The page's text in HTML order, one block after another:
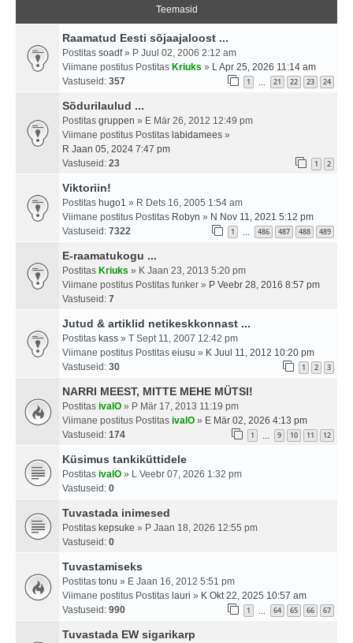
Teemasid
Raamatud Eesti sõjaajaloost ...
Postitas soadf» P Juul 02, 2006 2:12 am
Viimane postitus Postitas Kriuks » L Apr 25, 2026 11:14 am
Vastuseid: 357 1 21 22 23 24
Sõdurilaulud ...
Postitas gruppen » E Mär 26, 2012 12:49 pm
Viimane postitus Postitas labidamees »
R Jaan 05, 2024 7:47 pm
Vastuseid: 23 1 2
Viktoriin!
Postitas hugo1 » R Dets 16, 2005 1:54 am
Viimane postitus Postitas Robyn » N Nov 11, 2021 5:12 pm
Vastuseid: 7322 1 486 487 488 489
E-raamatukogu ...
Postitas Kriuks » K Jaan 23, 2013 5:20 pm
Viimane postitus Postitas funker » P Veebr 28, 2016 8:57 pm
Vastuseid: 7
Jutud & artiklid netikeskkonnast ...
Postitas kass » T Sept 11, 2007 12:42 pm
Viimane postitus Postitas eiusu » K Juul 11, 2012 10:20 pm
Vastuseid: 30 1 2 3
NARRI MEEST, MITTE MEHE MÜTSI!
Postitas ivalO » P Mär 17, 2013 11:19 pm
Viimane postitus Postitas ivalO » E Mär 02, 2026 4:13 pm
Vastuseid: 174 1 9 10 11 12
Küsimus tankiküttidele
Postitas ivalO » L Veebr 07, 2026 1:32 pm
Vastuseid: 0
Tuvastada inimesed
Postitas kepsuke » P Jaan 18, 2026 12:55 pm
Vastuseid: 0
Tuvastamiseks
Postitas tonu » E Jaan 16, 2012 5:51 pm
Viimane postitus Postitas lauri » K Okt 22, 2025 10:57 am
Vastuseid: 990 1 64 65 66 67
Tuvastada EW sigarikarp